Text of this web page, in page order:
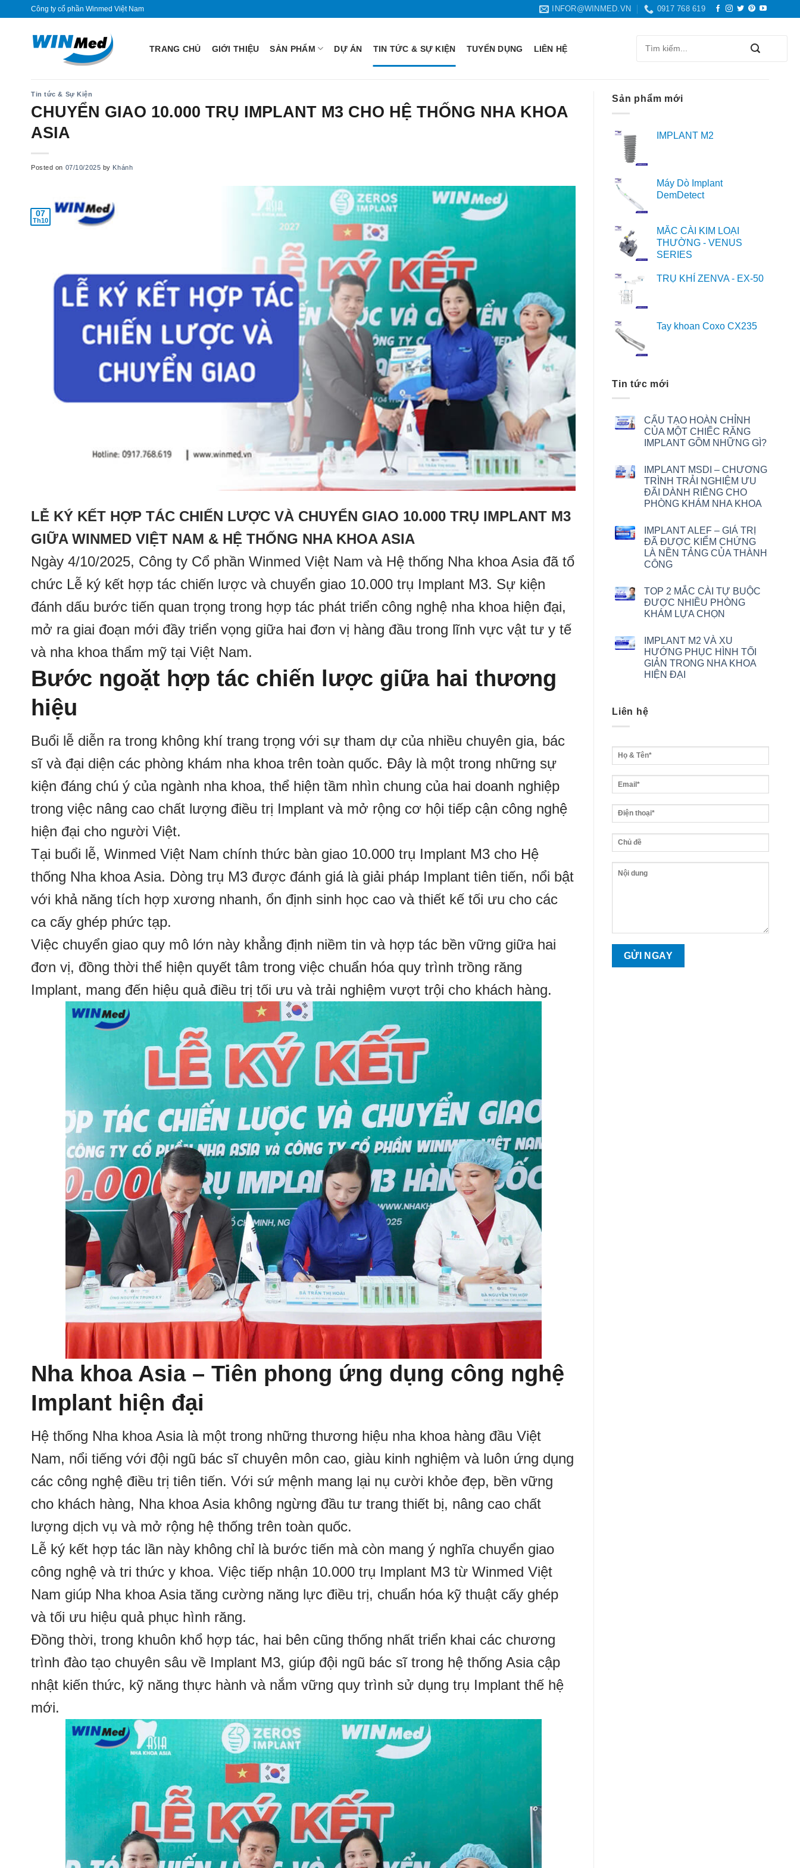
Công ty cổ phần Winmed Việt Nam INFOR@WINMED.VN 0917 768 619
TRANG CHỦ GIỚI THIỆU SẢN PHẨM DỰ ÁN TIN TỨC & SỰ KIỆN TUYỂN DỤNG LIÊN HỆ
Tin tức & Sự Kiện
CHUYỂN GIAO 10.000 TRỤ IMPLANT M3 CHO HỆ THỐNG NHA KHOA
ASIA
Posted on 07/10/2025 by Khánh
07
Th10
LỄ KÝ KẾT HỢP TÁC CHIẾN LƯỢC VÀ CHUYỂN GIAO 10.000 TRỤ IMPLANT M3
GIỮA WINMED VIỆT NAM & HỆ THỐNG NHA KHOA ASIA
Ngày 4/10/2025, Công ty Cổ phần Winmed Việt Nam và Hệ thống Nha khoa Asia đã tổ
chức Lễ ký kết hợp tác chiến lược và chuyển giao 10.000 trụ Implant M3. Sự kiện
đánh dấu bước tiến quan trọng trong hợp tác phát triển công nghệ nha khoa hiện đại,
mở ra giai đoạn mới đầy triển vọng giữa hai đơn vị hàng đầu trong lĩnh vực vật tư y tế
và nha khoa thẩm mỹ tại Việt Nam.
Bước ngoặt hợp tác chiến lược giữa hai thương
hiệu
Buổi lễ diễn ra trong không khí trang trọng với sự tham dự của nhiều chuyên gia, bác
sĩ và đại diện các phòng khám nha khoa trên toàn quốc. Đây là một trong những sự
kiện đáng chú ý của ngành nha khoa, thể hiện tầm nhìn chung của hai doanh nghiệp
trong việc nâng cao chất lượng điều trị Implant và mở rộng cơ hội tiếp cận công nghệ
hiện đại cho người Việt.
Tại buổi lễ, Winmed Việt Nam chính thức bàn giao 10.000 trụ Implant M3 cho Hệ
thống Nha khoa Asia. Dòng trụ M3 được đánh giá là giải pháp Implant tiên tiến, nổi bật
với khả năng tích hợp xương nhanh, ổn định sinh học cao và thiết kế tối ưu cho các
ca cấy ghép phức tạp.
Việc chuyển giao quy mô lớn này khẳng định niềm tin và hợp tác bền vững giữa hai
đơn vị, đồng thời thể hiện quyết tâm trong việc chuẩn hóa quy trình trồng răng
Implant, mang đến hiệu quả điều trị tối ưu và trải nghiệm vượt trội cho khách hàng.
Nha khoa Asia – Tiên phong ứng dụng công nghệ
Implant hiện đại
Hệ thống Nha khoa Asia là một trong những thương hiệu nha khoa hàng đầu Việt
Nam, nổi tiếng với đội ngũ bác sĩ chuyên môn cao, giàu kinh nghiệm và luôn ứng dụng
các công nghệ điều trị tiên tiến. Với sứ mệnh mang lại nụ cười khỏe đẹp, bền vững
cho khách hàng, Nha khoa Asia không ngừng đầu tư trang thiết bị, nâng cao chất
lượng dịch vụ và mở rộng hệ thống trên toàn quốc.
Lễ ký kết hợp tác lần này không chỉ là bước tiến mà còn mang ý nghĩa chuyển giao
công nghệ và tri thức y khoa. Việc tiếp nhận 10.000 trụ Implant M3 từ Winmed Việt
Nam giúp Nha khoa Asia tăng cường năng lực điều trị, chuẩn hóa kỹ thuật cấy ghép
và tối ưu hiệu quả phục hình răng.
Đồng thời, trong khuôn khổ hợp tác, hai bên cũng thống nhất triển khai các chương
trình đào tạo chuyên sâu về Implant M3, giúp đội ngũ bác sĩ trong hệ thống Asia cập
nhật kiến thức, kỹ năng thực hành và nắm vững quy trình sử dụng trụ Implant thế hệ
mới.
Sản phẩm mới
IMPLANT M2
Máy Dò Implant
DemDetect
MẮC CÀI KIM LOẠI
THƯỜNG - VENUS
SERIES
TRỤ KHÍ ZENVA - EX-50
Tay khoan Coxo CX235
Tin tức mới
CẤU TẠO HOÀN CHỈNH
CỦA MỘT CHIẾC RĂNG
IMPLANT GỒM NHỮNG GÌ?
IMPLANT MSDI – CHƯƠNG
TRÌNH TRẢI NGHIỆM ƯU
ĐÃI DÀNH RIÊNG CHO
PHÒNG KHÁM NHA KHOA
IMPLANT ALEF – GIÁ TRỊ
ĐÃ ĐƯỢC KIỂM CHỨNG
LÀ NỀN TẢNG CỦA THÀNH
CÔNG
TOP 2 MẮC CÀI TỰ BUỘC
ĐƯỢC NHIỀU PHÒNG
KHÁM LỰA CHỌN
IMPLANT M2 VÀ XU
HƯỚNG PHỤC HÌNH TỐI
GIẢN TRONG NHA KHOA
HIỆN ĐẠI
Liên hệ